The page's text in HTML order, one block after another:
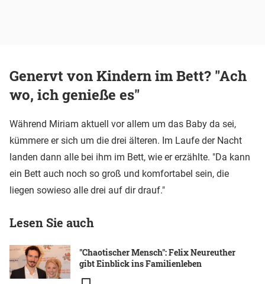
Genervt von Kindern im Bett? "Ach
wo, ich genieße es"
Während Miriam aktuell vor allem um das Baby da sei,
kümmere er sich um die drei älteren. Im Laufe der Nacht
landen dann alle bei ihm im Bett, wie er erzählte. "Da kann
ein Bett auch noch so groß und komfortabel sein, die
liegen sowieso alle drei auf dir drauf."
Lesen Sie auch
"Chaotischer Mensch": Felix Neureuther
gibt Einblick ins Familienleben